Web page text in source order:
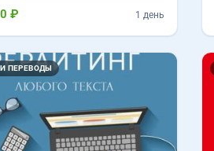
₽ 1 день
ПЕРЕВОДЫ